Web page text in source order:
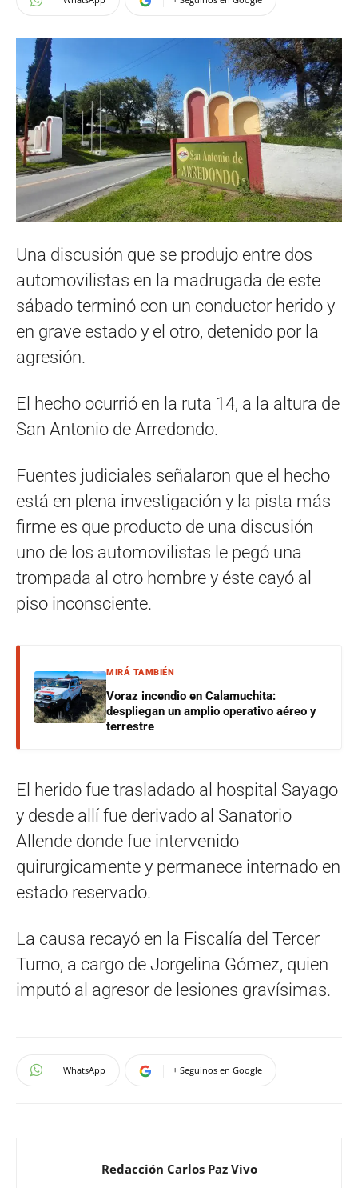
Una discusión que se produjo entre dos
automovilistas en la madrugada de este
sábado terminó con un conductor herido y
en grave estado y el otro, detenido por la
agresión.
El hecho ocurrió en la ruta 14, a la altura de
San Antonio de Arredondo.
Fuentes judiciales señalaron que el hecho
está en plena investigación y la pista más
firme es que producto de una discusión
uno de los automovilistas le pegó una
trompada al otro hombre y éste cayó al
piso inconsciente.
MIRÁ TAMBIÉN
Voraz incendio en Calamuchita:
despliegan un amplio operativo aéreo y
terrestre
El herido fue trasladado al hospital Sayago
y desde allí fue derivado al Sanatorio
Allende donde fue intervenido
quirurgicamente y permanece internado en
estado reservado.
La causa recayó en la Fiscalía del Tercer
Turno, a cargo de Jorgelina Gómez, quien
imputó al agresor de lesiones gravísimas.
WhatsApp + Seguinos en Google
Redacción Carlos Paz Vivo